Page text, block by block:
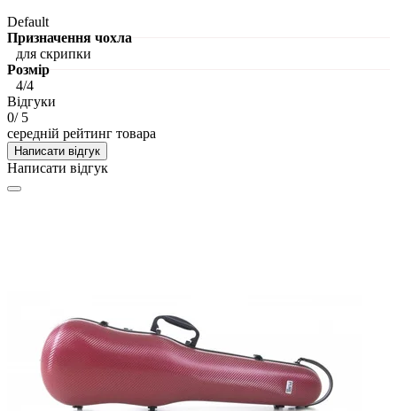
Default
Призначення чохла
для скрипки
Розмір
4/4
Відгуки
0/ 5
середній рейтинг товара
Написати відгук
Написати відгук